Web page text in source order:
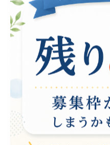
ゲーム制作を通じて学ぶ
スキルは、現代の職場環
己管理は、自分の時間や
し、ゲーム制作において
るための重要な要素です
を行う際には、スケジュ
確に管理することが求め
管理はチーム全体の活動
の手法です。ゲーム制作